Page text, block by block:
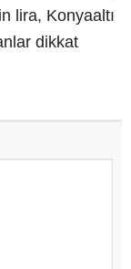
lira, Konyaaltı
dikkat